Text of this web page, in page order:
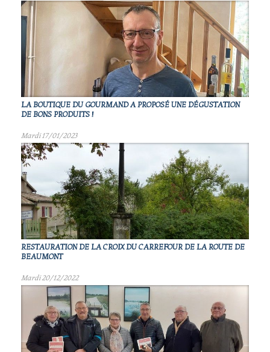
LA BOUTIQUE DU GOURMAND A PROPOSÉ UNE DÉGUSTATION
DE BONS PRODUITS !
Mardi 17/01/2023
RESTAURATION DE LA CROIX DU CARREFOUR DE LA ROUTE DE
BEAUMONT
Mardi 20/12/2022